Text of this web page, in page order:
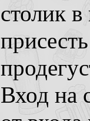
столик
Вход на